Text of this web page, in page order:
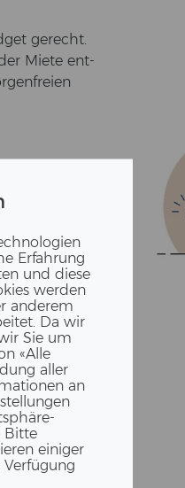
Erfahrung
und diese
werden
anderem
Da wir
Sie um
«Alle
aller
an
Bitte
einiger
ge­recht.
Miete ent­
Lö­sung
und
beim Wei­
wäh­rend
Rück­kauf
Im
nach
in Be­